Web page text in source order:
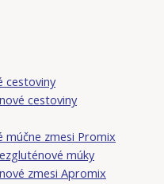
cestoviny
cestoviny
múčne zmesi Promix
múky
zmesi Apromix